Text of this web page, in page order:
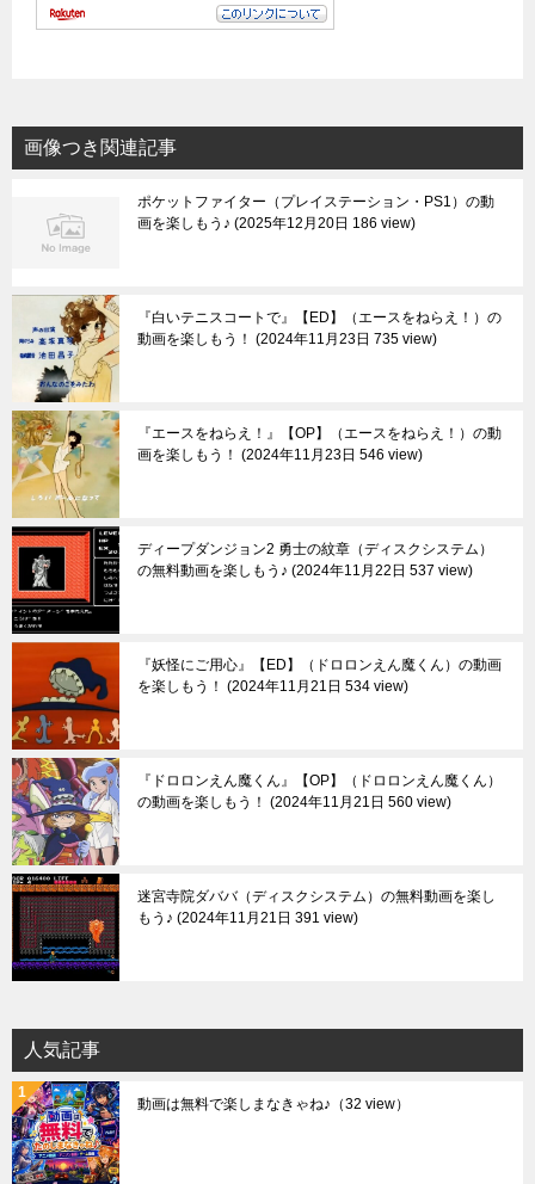
画像つき関連記事
ポケットファイター（プレイステーション・PS1）の動
画を楽しもう♪ 2025年12月20日 186 view
『白いテニスコートで』【ED】（エースをねらえ！）の
動画を楽しもう！
2024年11月23日 735 view
『エースをねらえ！』【OP】（エースをねらえ！）の動
画を楽しもう！
2024年11月23日 546 view
ディープダンジョン2 勇士の紋章（ディスクシステム）
の無料動画を楽しもう♪ 2024年11月22日 537 view
『妖怪にご用心』【ED】（ドロロンえん魔くん）の動画
を楽しもう！
2024年11月21日 534 view
『ドロロンえん魔くん』【OP】（ドロロンえん魔くん）
の動画を楽しもう！
2024年11月21日 560 view
迷宮寺院ダババ（ディスクシステム）の無料動画を楽し
もう♪ 2024年11月21日 391 view
人気記事
動画は無料で楽しまなきゃね♪ （32 view）